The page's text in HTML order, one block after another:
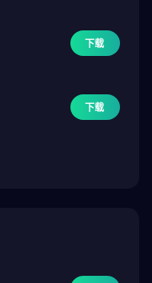
下载
下载